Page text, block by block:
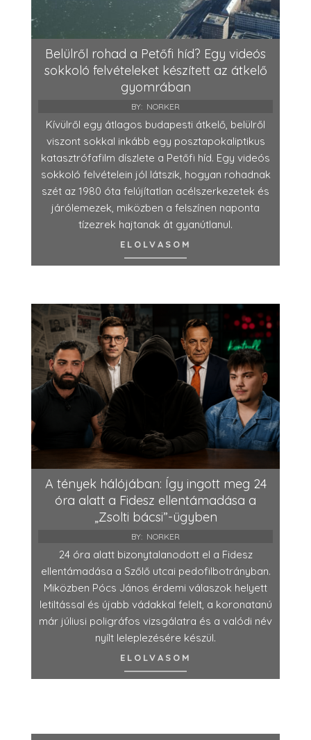
Belülről rohad a Petőfi híd? Egy videós
sokkoló felvételeket készített az átkelő
gyomrában
BY: NORKER
Kívülről egy átlagos budapesti átkelő, belülről
viszont sokkal inkább egy posztapokaliptikus
katasztrófafilm díszlete a Petőfi híd. Egy videós
sokkoló felvételein jól látszik, hogyan rohadnak
szét az 1980 óta felújítatlan acélszerkezetek és
járólemezek, miközben a felszínen naponta
tízezrek hajtanak át gyanútlanul.
ELOLVASOM
A tények hálójában: Így ingott meg 24
óra alatt a Fidesz ellentámadása a
„Zsolti bácsi”-ügyben
BY: NORKER
24 óra alatt bizonytalanodott el a Fidesz
ellentámadása a Szőlő utcai pedofilbotrányban.
Miközben Pócs János érdemi válaszok helyett
letiltással és újabb vádakkal felelt, a koronatanú
már júliusi poligráfos vizsgálatra és a valódi név
nyílt leleplezésére készül.
ELOLVASOM